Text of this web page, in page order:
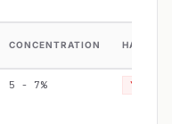
CONCENTRATION
5 - 7% Yes